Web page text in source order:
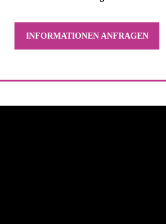
INFORMATIONEN ANFRAGEN